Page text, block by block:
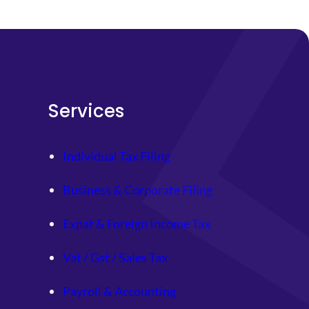
Services
Individual Tax Filing
Business & Corporate Filing
Expat & Foreign Income Tax
Vat / Gst / Sales Tax
Payroll & Accounting